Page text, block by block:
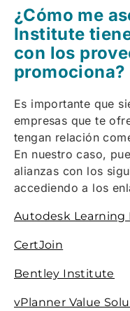
¿Cómo me
Institute
con los
promociona?
Es importante que
empresas que te
tengan relación
En nuestro caso,
alianzas con los
accediendo a los
Autodesk Learning
CertJoin
Bentley Institute
vPlanner Value